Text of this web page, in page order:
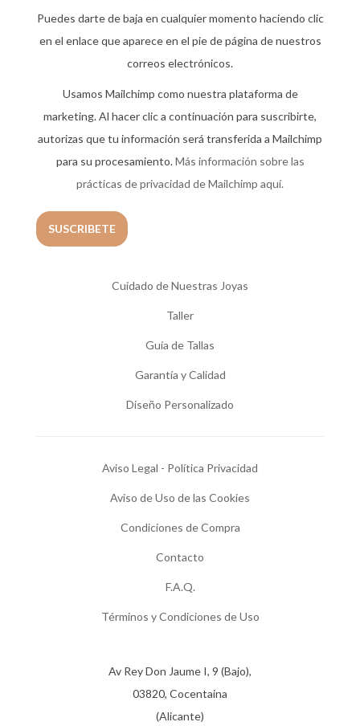
Puedes darte de baja en cualquier momento haciendo clic
en el enlace que aparece en el pie de página de nuestros
correos electrónicos.
Usamos Mailchimp como nuestra plataforma de
marketing. Al hacer clic a continuación para suscribirte,
autorizas que tu información será transferida a Mailchimp
para su procesamiento.Más información sobre las
prácticas de privacidad de Mailchimp aquí.
Cuidado de Nuestras Joyas
Taller
Guía de Tallas
Garantía y Calidad
Diseño Personalizado
Aviso Legal - Política Privacidad
Aviso de Uso de las Cookies
Condiciones de Compra
Contacto
F.A.Q.
Términos y Condiciones de Uso
Av Rey Don Jaume I, 9 (Bajo),
03820, Cocentaina
(Alicante)